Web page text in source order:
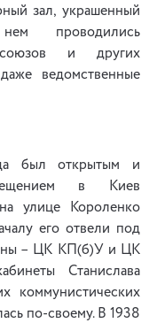
зал, украшенный
проводились
и других
ведомственные
был открытым и
в Киев
улице Короленко
его отвели под
– ЦК КП(б)У и ЦК
Станислава
коммунистических
по-своему. В 1938